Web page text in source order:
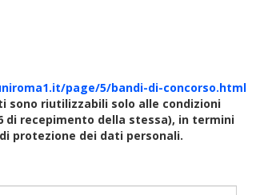
page/5/bandi-di-concorso.html
sono riutilizzabili solo alle condizioni
di recepimento della stessa), in termini
protezione dei dati personali.